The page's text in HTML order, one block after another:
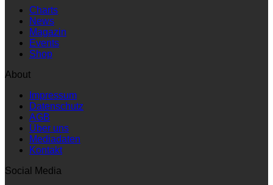
5,90 €
Charts
News
Magazin
Events
Shop
About
Impressum
Datenschutz
AGB
Über uns
Mediadaten
Kontakt
Social Media